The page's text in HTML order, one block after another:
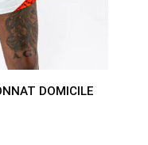
DOMICILE